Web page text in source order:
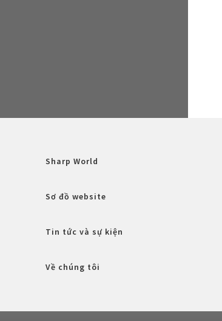
Sharp World
Sơ đồ website
Tin tức và sự kiện
Về chúng tôi